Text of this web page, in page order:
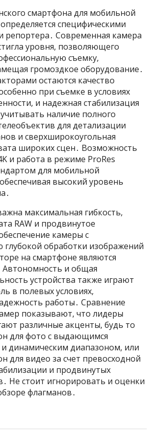
смартфона для мобильной
специфическими
репортера․ Современная камера
уровня‚ позволяющего
съемку‚
громоздкое оборудование․
остаются качество
при съемке в условиях
и надежная стабилизация
наличие полного
для детализации
и сверхширокоугольная
широких сцен․ Возможность
и работа в режиме ProRes
для мобильной
высокий уровень
максимальная гибкость‚
RAW и продвинутое
камеры с
обработки изображений
на смартфоне являются
и общая
устройства также играют
в полевых условиях‚
работы․ Сравнение
показывают‚ что лидеры
различные акценты‚ будь то
для фото с выдающимся
динамическим диапазоном‚ или
для видео за счет превосходной
и продвинутых
Не стоит игнорировать и оценки
флагманов․